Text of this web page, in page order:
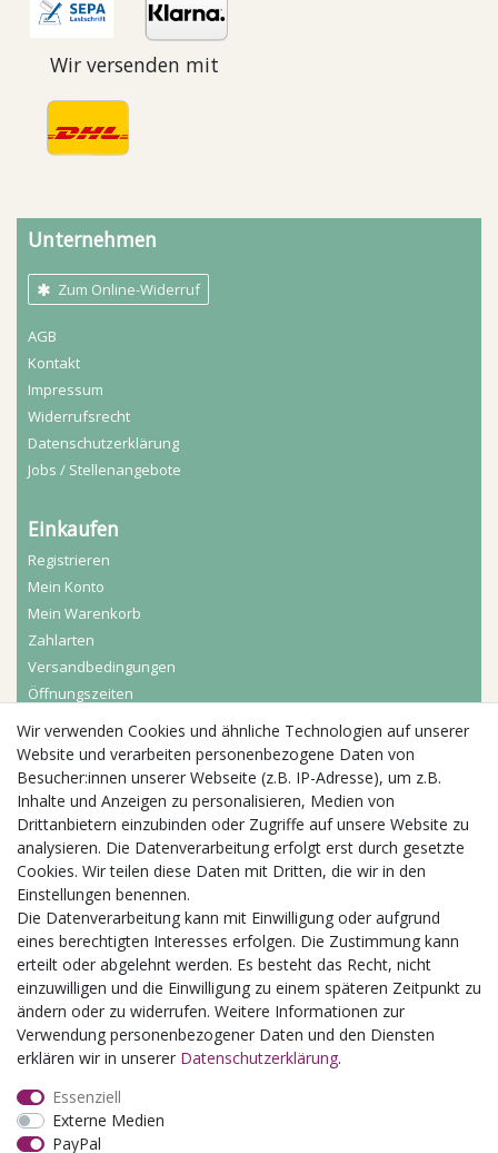
Wir versenden mit
Unternehmen
Zum Online-Widerruf
AGB
Kontakt
Impressum
Widerrufs­recht
Daten­schutz­erklärung
Jobs / Stellenangebote
Einkaufen
Registrieren
Mein Konto
Mein Warenkorb
Zahlarten
Versandbedingungen
Öffnungszeiten
Aktuelles
Busgruppen
Kindergeburtstage
Kindergartenausflug
Schulklassenausflug
Zwillingsrabatt
Wir verwenden Cookies und ähnliche Technologien auf unserer
Website und verarbeiten personenbezogene Daten von
Besucher:innen unserer Webseite (z.B. IP-Adresse), um z.B.
Inhalte und Anzeigen zu personalisieren, Medien von
Drittanbietern einzubinden oder Zugriffe auf unsere Website zu
analysieren. Die Datenverarbeitung erfolgt erst durch gesetzte
Cookies. Wir teilen diese Daten mit Dritten, die wir in den
Einstellungen benennen.
Die Datenverarbeitung kann mit Einwilligung oder aufgrund
eines berechtigten Interesses erfolgen. Die Zustimmung kann
erteilt oder abgelehnt werden. Es besteht das Recht, nicht
einzuwilligen und die Einwilligung zu einem späteren Zeitpunkt zu
ändern oder zu widerrufen. Weitere Informationen zur
Verwendung personenbezogener Daten und den Diensten
erklären wir in unserer Daten­schutz­erklärung.
Essenziell
Externe Medien
PayPal